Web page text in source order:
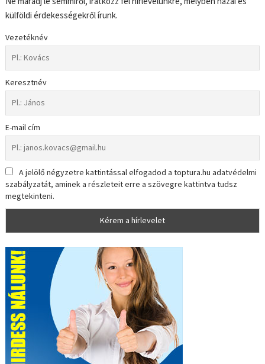
külföldi érdekességekről írunk.
Vezetéknév
Keresztnév
E-mail cím
A jelölő négyzetre kattintással elfogadod a toptura.hu adatvédelmi
szabályzatát, aminek a részleteit erre a szövegre kattintva tudsz
megtekinteni.